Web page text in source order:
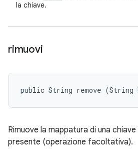
la chiave.
rimuovi
public String remove (String
Rimuove la mappatura di una
presente (operazione facoltativa).